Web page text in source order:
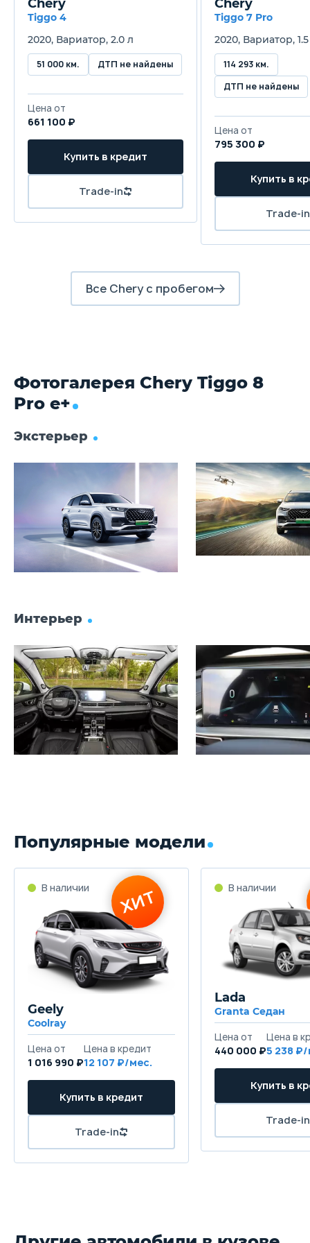
Трансмиссия
Привод
Передняя подвеска
Задняя подвеска
Независимая, многорычажная
Chery
Tiggo 4
2020, Вариатор, 2.0 л
51 000 км. ДТП не найдены
Цена от
661 100 ₽
Купить в кредит
Trade-in
Chery
Tiggo 7 Pro
2020, Вариатор,
114 293 км.
ДТП не найдены
Цена от
795 300 ₽
Купить в
Trade-in
Все Chery с пробегом
Фотогалерея Chery Tiggo 8
Pro e+
Экстерьер
Интерьер
Популярные модели
Geely
Coolray
1 016 990 ₽12 107
Lada
Granta Седан
440 000 ₽5 238